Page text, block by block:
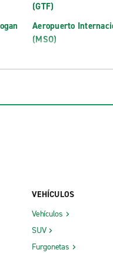
(GTF)
Aeropuerto
(MSO)
VEHÍCULOS
Vehículos
SUV
Furgonetas